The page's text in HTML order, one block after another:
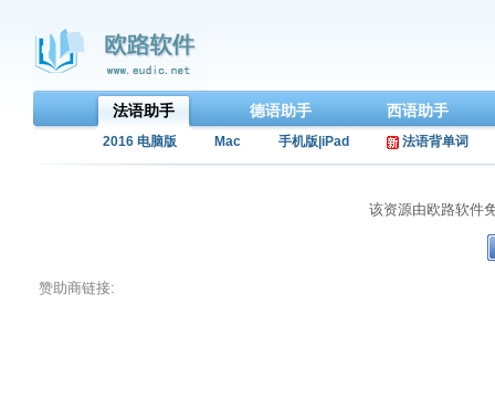
法语助手 德语助手 西语助手
2016 电脑版 Mac 手机版|iPad 法语背单词
该资源由欧路软件
赞助商链接: